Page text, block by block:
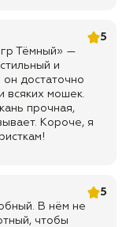
5
Тёмный» —
и
достаточно
всяких мошек.
прочная,
Короче, я
5
В нём не
чтобы